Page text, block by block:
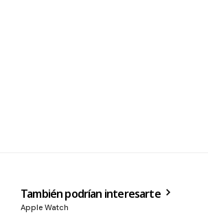
También podrían interesarte
Apple Watch